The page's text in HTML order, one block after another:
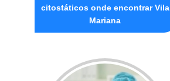
citostáticos onde encontrar Vila
Mariana